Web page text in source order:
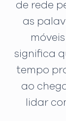
de rede
as
significa
tempo
ao
lidar